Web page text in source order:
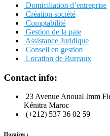
Domiciliation d’entreprise
Création société
Comptabilité
Gestion de la paie
Assistance Juridique
Conseil en gestion
Location de Bureaux
Contact info:
23 Avenue Anoual Imm
Kénitra Maroc
(+212) 537 36 02 59
Horaires :